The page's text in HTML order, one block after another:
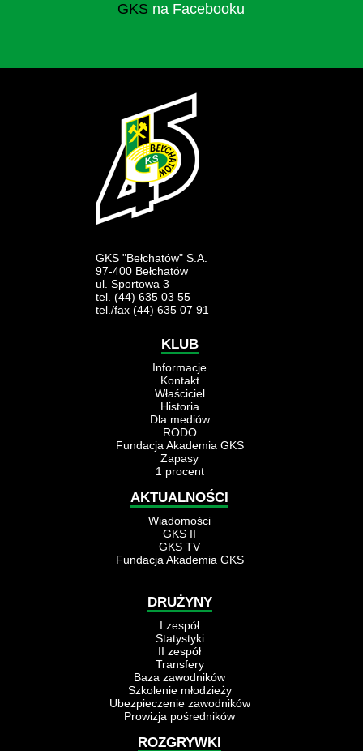
GKS na Facebooku
GKS "Bełchatów" S.A.
97-400 Bełchatów
ul. Sportowa 3
tel. (44) 635 03 55
tel./fax (44) 635 07 91
KLUB
Informacje
Kontakt
Właściciel
Historia
Dla mediów
RODO
Fundacja Akademia GKS
Zapasy
1 procent
AKTUALNOŚCI
Wiadomości
GKS II
GKS TV
Fundacja Akademia GKS
DRUŻYNY
I zespół
Statystyki
II zespół
Transfery
Baza zawodników
Szkolenie młodzieży
Ubezpieczenie zawodników
Prowizja pośredników
ROZGRYWKI